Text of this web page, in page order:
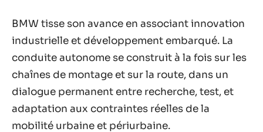
BMW tisse son avance en associant innovation
industrielle et développement embarqué. La
conduite autonome se construit à la fois sur les
chaînes de montage et sur la route, dans un
dialogue permanent entre recherche, test, et
adaptation aux contraintes réelles de la
mobilité urbaine et périurbaine.